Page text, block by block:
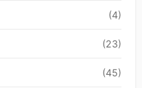
(4)
(23)
(45)